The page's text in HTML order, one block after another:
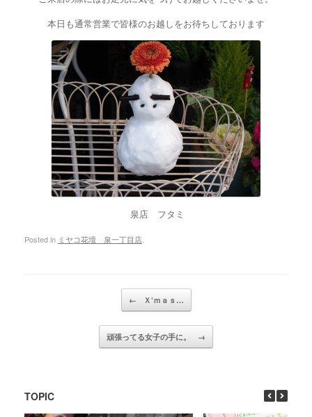
本日も通常営業で皆様のお越しをお待ちしております
泉店 フタミ
Posted in ミヤコ花壇 泉一丁目店
← Ｘ’ｍａｓ…
頑張ってる女子の手に。 →
TOPIC